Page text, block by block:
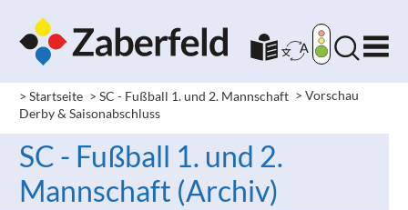
> Startseite > SC - Fußball 1. und 2. Mannschaft >Vorschau
Derby & Saisonabschluss
SC - Fußball 1. und 2.
Mannschaft (Archiv)